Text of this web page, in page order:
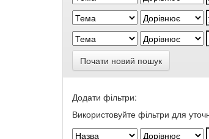
Почати новий пошук
Додати фільтри:
Використовуйте фільтри для